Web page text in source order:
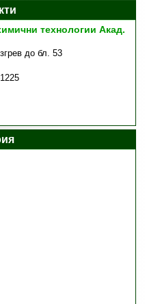
технологии Акад.
до бл. 53